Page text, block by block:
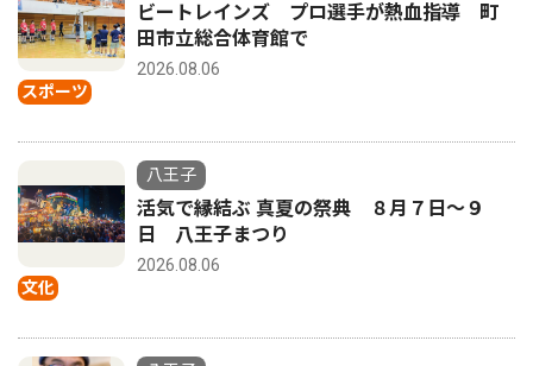
スポーツ
ビートレインズ プロ選手が熱血指導 町
田市立総合体育館で
2026.08.06
文化
八王子
活気で縁結ぶ 真夏の祭典 ８月７日〜９
日 八王子まつり
2026.08.06